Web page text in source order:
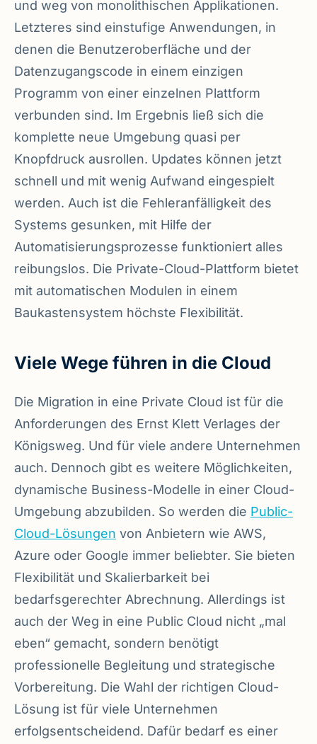
und weg von monolithischen Applikationen.
Letzteres sind einstufige Anwendungen, in
denen die Benutzeroberfläche und der
Datenzugangscode in einem einzigen
Programm von einer einzelnen Plattform
verbunden sind. Im Ergebnis ließ sich die
komplette neue Umgebung quasi per
Knopfdruck ausrollen. Updates können jetzt
schnell und mit wenig Aufwand eingespielt
werden. Auch ist die Fehleranfälligkeit des
Systems gesunken, mit Hilfe der
Automatisierungsprozesse funktioniert alles
reibungslos. Die Private-Cloud-Plattform bietet
mit automatischen Modulen in einem
Baukastensystem höchste Flexibilität.
Viele Wege führen in die Cloud
Die Migration in eine Private Cloud ist für die
Anforderungen des Ernst Klett Verlages der
Königsweg. Und für viele andere Unternehmen
auch. Dennoch gibt es weitere Möglichkeiten,
dynamische Business-Modelle in einer Cloud-
Umgebung abzubilden. So werden die Public-
Cloud-Lösungen von Anbietern wie AWS,
Azure oder Google immer beliebter. Sie bieten
Flexibilität und Skalierbarkeit bei
bedarfsgerechter Abrechnung. Allerdings ist
auch der Weg in eine Public Cloud nicht „mal
eben“ gemacht, sondern benötigt
professionelle Begleitung und strategische
Vorbereitung. Die Wahl der richtigen Cloud-
Lösung ist für viele Unternehmen
erfolgsentscheidend. Dafür bedarf es einer